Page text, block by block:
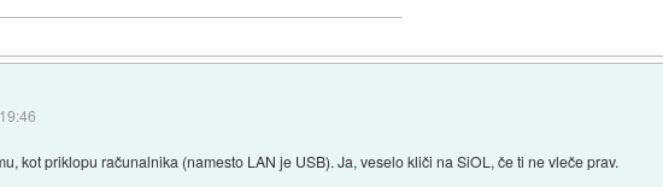
kot priklopu računalnika (namesto LAN je USB). Ja, veselo kliči na SiOL, če ti ne vleče prav.